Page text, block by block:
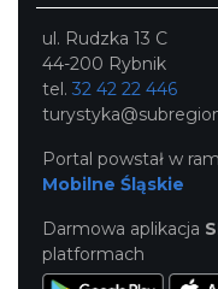
ul. Rudzka 13 C
44-200 Rybnik
tel. 32 42 22 446
Portal powstał w
Mobilne Śląskie
Darmowa aplikacja
platformach